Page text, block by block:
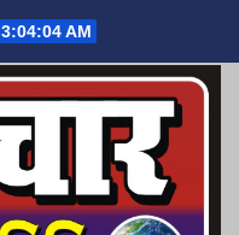
3:04:05 AM